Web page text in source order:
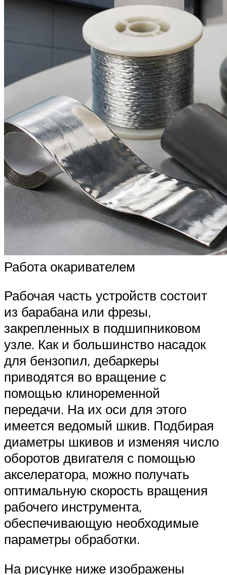
Работа окаривателем
Рабочая часть устройств состоит
из барабана или фрезы,
закрепленных в подшипниковом
узле. Как и большинство насадок
для бензопил, дебаркеры
приводятся во вращение с
помощью клиноременной
передачи. На их оси для этого
имеется ведомый шкив. Подбирая
диаметры шкивов и изменяя число
оборотов двигателя с помощью
акселератора, можно получать
оптимальную скорость вращения
рабочего инструмента,
обеспечивающую необходимые
параметры обработки.
На рисунке ниже изображены